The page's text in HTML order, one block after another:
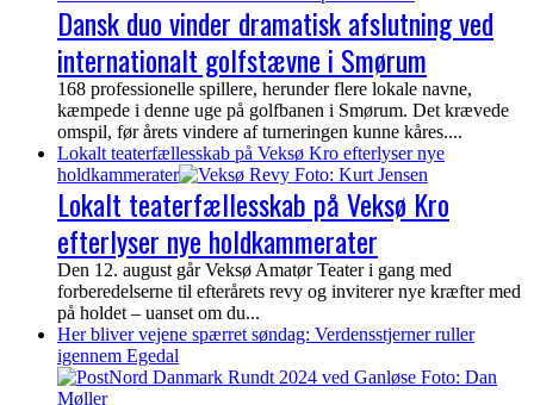
Dansk duo vinder dramatisk afslutning ved
internationalt golfstævne i Smørum
168 professionelle spillere, herunder flere lokale navne,
kæmpede i denne uge på golfbanen i Smørum. Det krævede
omspil, før årets vindere af turneringen kunne kåres....
Lokalt teaterfællesskab på Veksø Kro efterlyser nye
holdkammerater
Lokalt teaterfællesskab på Veksø Kro
efterlyser nye holdkammerater
Den 12. august går Veksø Amatør Teater i gang med
forberedelserne til efterårets revy og inviterer nye kræfter med
på holdet – uanset om du...
Her bliver vejene spærret søndag: Verdensstjerner ruller
igennem Egedal